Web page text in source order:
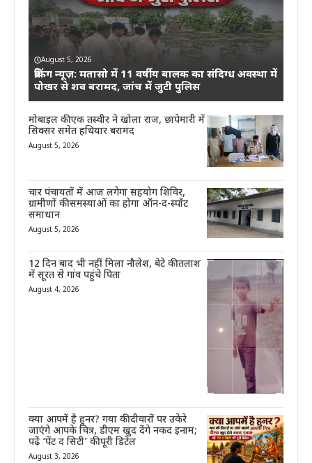
August 5, 2026
ब्रेकिंग न्यूज़: मतासो में 11 वर्षीय बालक का संदिग्ध अवस्था में
पोखर से शव बरामद, जांच में जुटी पुलिस
मोबाइल की एक तस्वीर ने खोला राज, छापेमारी में
सिक्सर समेत हथियार बरामद
August 5, 2026
चार पंचायतों में आज लगेगा सहयोग शिविर,
ग्रामीणों की समस्याओं का होगा ऑन-द-स्पॉट
समाधान
August 5, 2026
12 दिन बाद भी नहीं मिला नौलेश, बेटे की तलाश
में सूरत से गांव पहुंचे पिता
August 4, 2026
क्या आपमें है हुनर? गया की दीवारों पर उकेरे
जाएंगे आपके चित्र, डीएम खुद देंगे नकद इनाम;
पढ़ें ‘पेंट द सिटी’ की पूरी डिटेल
August 3, 2026